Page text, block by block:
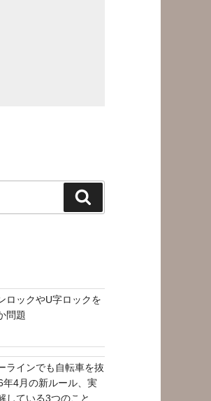
索
ロックやU字ロックを
問題
ラインでも自転車を抜
年4月の新ルール、実
している3つのこと